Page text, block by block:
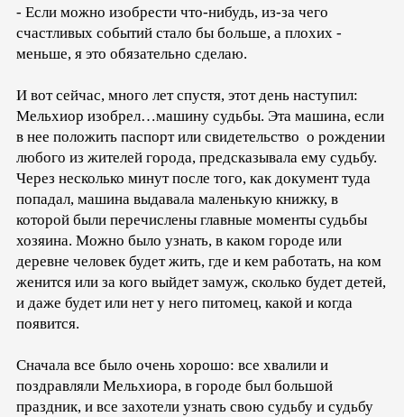
- Если можно изобрести что-нибудь, из-за чего
счастливых событий стало бы больше, а плохих -
меньше, я это обязательно сделаю.
И вот сейчас, много лет спустя, этот день наступил:
Мельхиор изобрел…машину судьбы. Эта машина, если
в нее положить паспорт или свидетельство о рождении
любого из жителей города, предсказывала ему судьбу.
Через несколько минут после того, как документ туда
попадал, машина выдавала маленькую книжку, в
которой были перечислены главные моменты судьбы
хозяина. Можно было узнать, в каком городе или
деревне человек будет жить, где и кем работать, на ком
женится или за кого выйдет замуж, сколько будет детей,
и даже будет или нет у него питомец, какой и когда
появится.
Сначала все было очень хорошо: все хвалили и
поздравляли Мельхиора, в городе был большой
праздник, и все захотели узнать свою судьбу и судьбу